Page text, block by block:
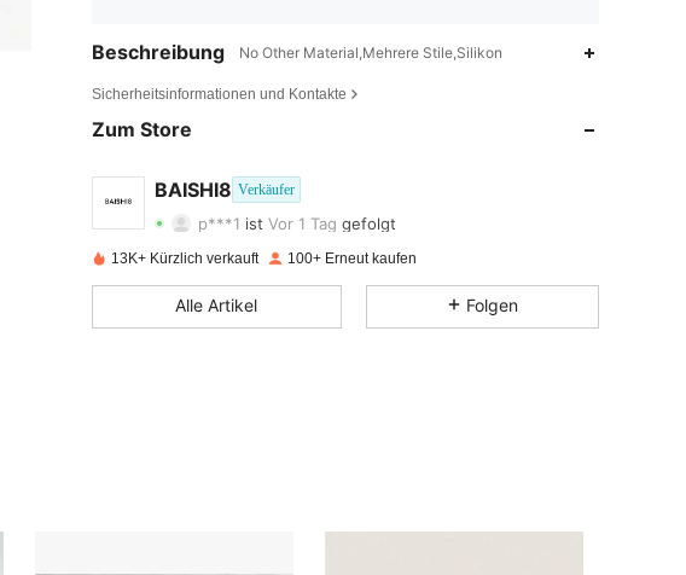
Beschreibung No Other Material,Mehrere Stile,Silikon
Sicherheitsinformationen und Kontakte
Zum Store
BAISHI8 Verkäufer
4,77
4,77 28
p***1 ist Vor 1 Tag gefolgt
4,77
13K+ Kürzlich verkauft 100+ Erneut kaufen
Alle Artikel Folgen